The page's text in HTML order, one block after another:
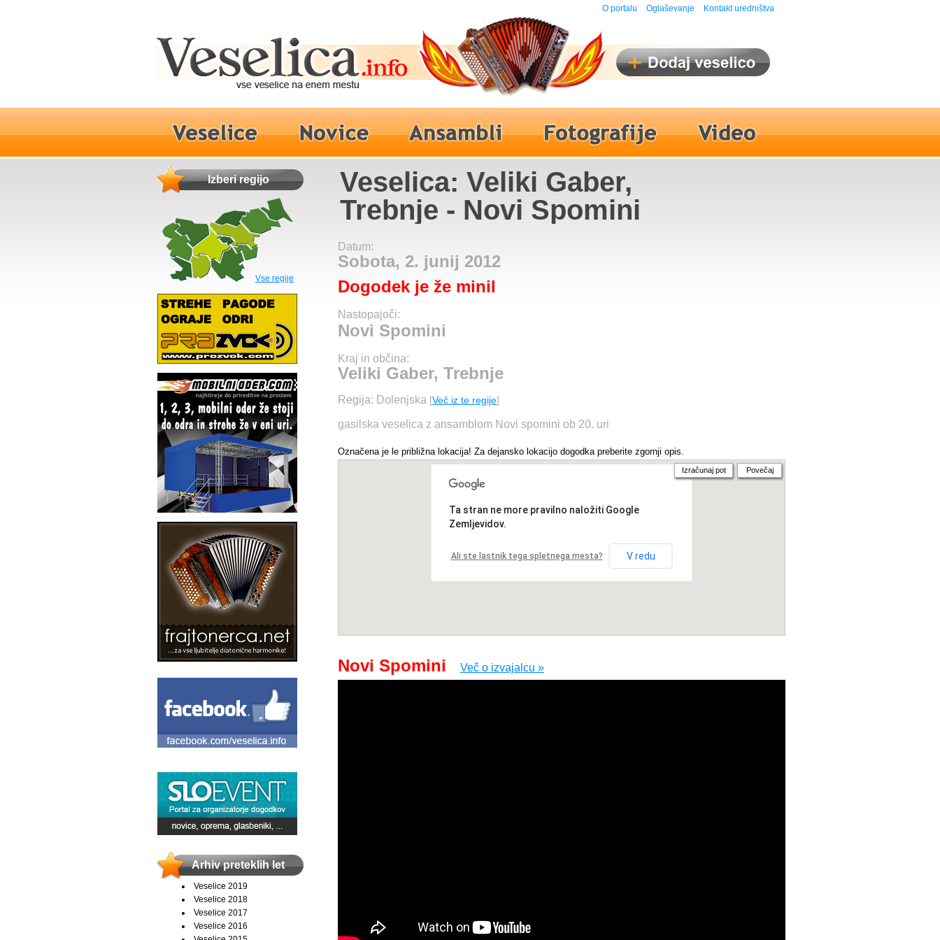
O portalu Oglaševanje Kontakt uredništva
Izberi regijo
Vse regije
Arhiv preteklih let
Veselice 2019
Veselice 2018
Veselice 2017
Veselice 2016
Veselica: Veliki Gaber,
Trebnje - Novi Spomini
Datum:
Sobota, 2. junij 2012
Dogodek je že minil
Nastopajoči:
Novi Spomini
Kraj in občina:
Veliki Gaber, Trebnje
Regija: Dolenjska [Več iz te regije]
gasilska veselica z ansamblom Novi spomini ob 20. uri
Označena je le približna lokacija! Za dejansko lokacijo dogodka preberite zgornji opis.
Ta stran ne more pravilno naložiti Google
Zemljevidov.
Ali ste lastnik tega spletnega mesta? V redu
Izračunaj pot Povečaj
Novi Spomini Več o izvajalcu »